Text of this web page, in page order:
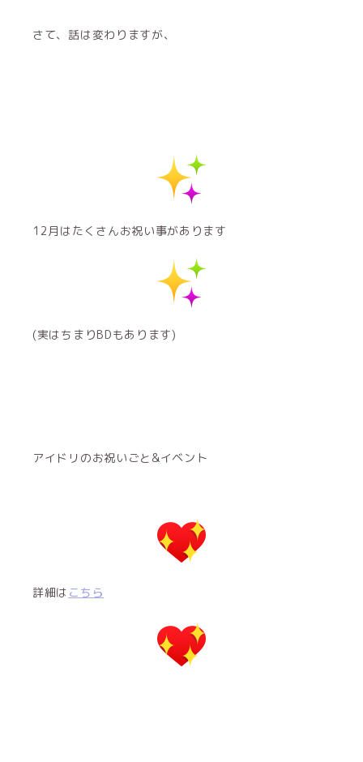
さて、話は変わりますが、
12月はたくさんお祝い事があります
(実はちまりBDもあります)
アイドリのお祝いごと&イベント
詳細は こちら